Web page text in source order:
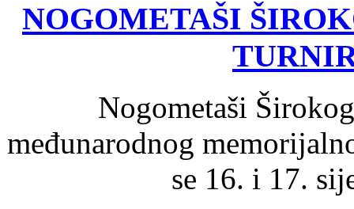
NOGOMETAŠI
Nogometaši
međunarodnog
se 16. i 17.